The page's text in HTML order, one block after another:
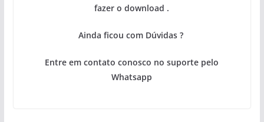
fazer o download .
Ainda ficou com Dúvidas ?
Entre em contato conosco no suporte pelo
Whatsapp